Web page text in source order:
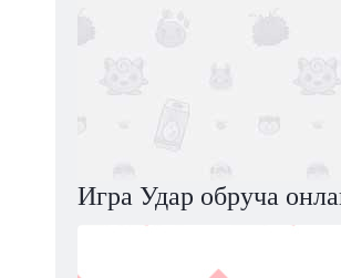
Игра Удар обруча